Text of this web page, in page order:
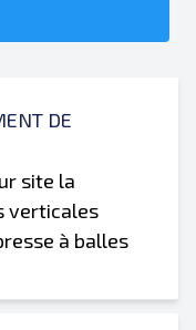
DE
site la
verticales
à balles